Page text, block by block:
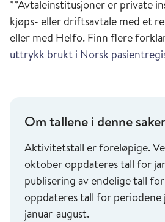
**Avtaleinstitusjoner er private
kjøps- eller driftsavtale med et
eller med Helfo. Finn flere
uttrykk brukt i Norsk
Om tallene i denne
Aktivitetstall er foreløpige.
oktober oppdateres tall for
publisering av endelige tall
oppdateres tall for periodene
januar-august.